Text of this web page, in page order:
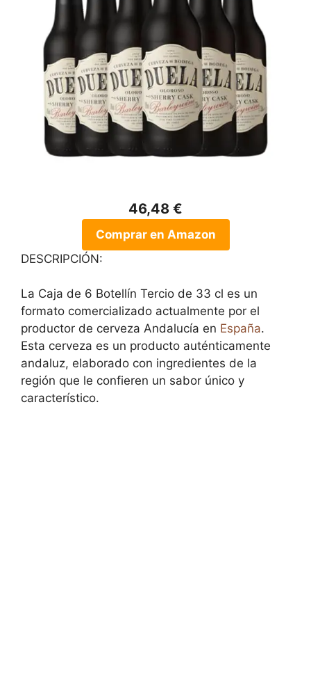
46,48 €
Comprar en Amazon
DESCRIPCIÓN:
La Caja de 6 Botellín Tercio de 33 cl es un
formato comercializado actualmente por el
productor de cerveza Andalucía en España.
Esta cerveza es un producto auténticamente
andaluz, elaborado con ingredientes de la
región que le confieren un sabor único y
característico.